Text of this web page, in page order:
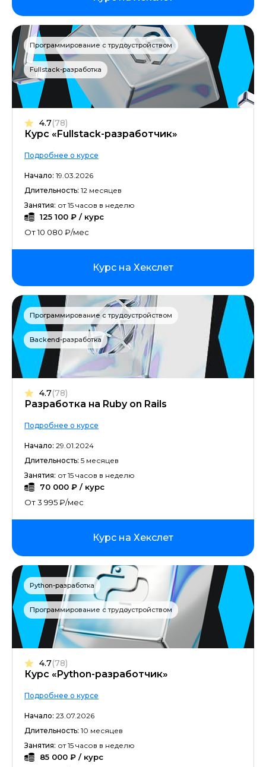
Программирование с трудоустройством
Fullstack-разработка
Курс «Fullstack-разработчик»
4.7(78)
Подробнее о курсе
Начало: 19.03.2026
Длительность: 12 месяцев
Занятия: от 15 часов в неделю
125 100 ₽ / курс
От 10 080 ₽/мес
Курс на Хекслет
Программирование с трудоустройством
Backend-разработка
Разработка на Ruby on Rails
4.7(78)
Подробнее о курсе
Начало: 29.01.2024
Длительность: 5 месяцев
Занятия: от 15 часов в неделю
70 000 ₽ / курс
От 3 995 ₽/мес
Курс на Хекслет
Python-разработка
Программирование с трудоустройством
Курс «Python-разработчик»
4.7(78)
Подробнее о курсе
Начало: 23.07.2026
Длительность: 10 месяцев
Занятия: от 15 часов в неделю
85 000 ₽ / курс